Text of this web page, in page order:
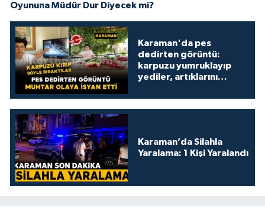
Oyununa Müdür Dur Diyecek mi?
Karaman'da pes
dedirten görüntü:
karpuzu yumruklayıp
yediler, artıklarını
Karaman’da Silahla
Yaralama: 1 Kişi Yaralandı